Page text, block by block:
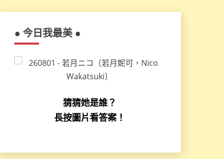
● 今日我最美 ●
猜猜她是誰？
長按圖片看答案！